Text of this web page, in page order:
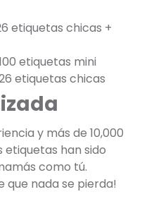
etiquetas chicas +
etiquetas mini
etiquetas chicas
y más de 10,000
etiquetas han sido
como tú.
que nada se pierda!